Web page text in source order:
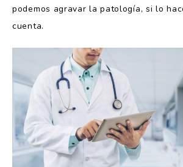
podemos agravar la patología, si lo
cuenta.